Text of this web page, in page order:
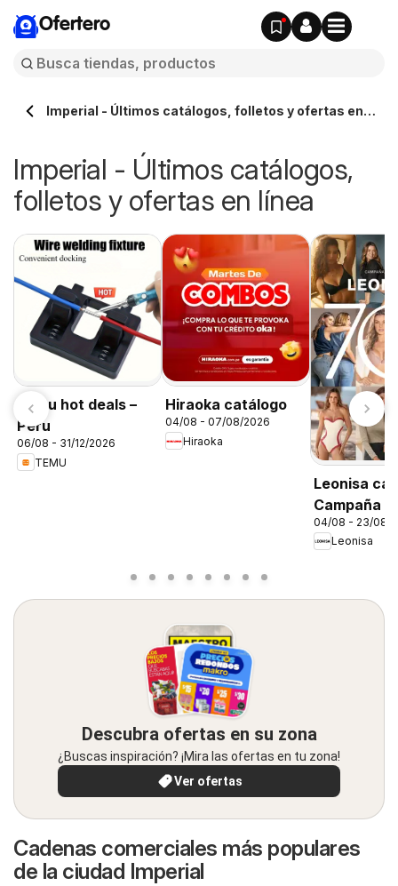
Ofertero
Imperial - Últimos catálogos, folletos y ofertas en
Imperial - Últimos catálogos,
folletos y ofertas en línea
Temu hot deals –
Peru
06/08 - 31/12/2026
TEMU
Hiraoka catálogo
04/08 - 07/08/2026
Hiraoka
Leonisa
Campaña
04/08 - 23/08/
Leonisa
Descubra ofertas en su zona
¿Buscas inspiración? ¡Mira las ofertas en tu zona!
Ver ofertas
Cadenas comerciales más populares
de la ciudad Imperial